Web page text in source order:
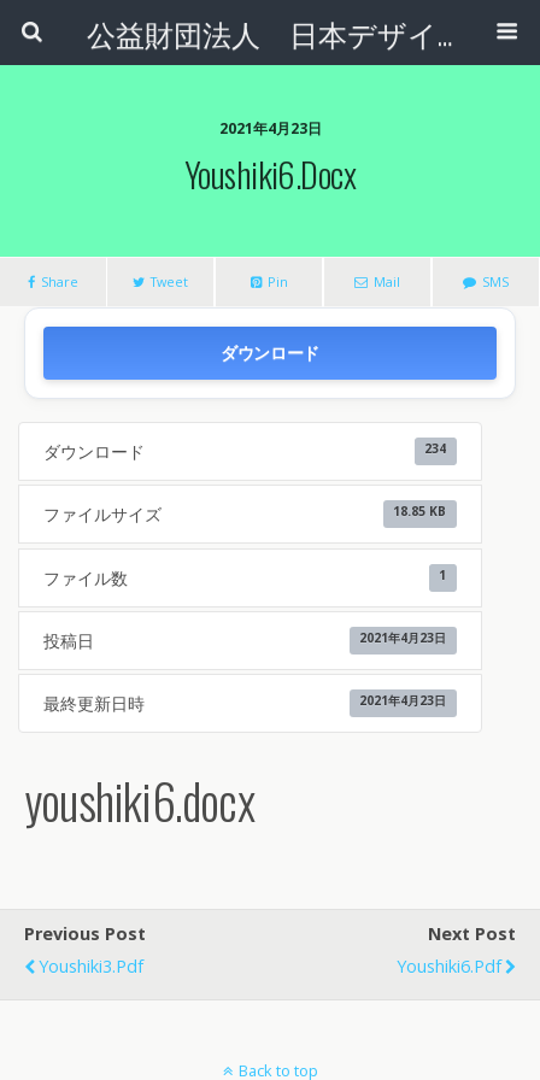
公益財団法人 日本デザインナンバー財団
2021年4月23日
Youshiki6.docx
Share Tweet Pin Mail SMS
ダウンロード
ダウンロード 234
ファイルサイズ 18.85 KB
ファイル数 1
投稿日 2021年4月23日
最終更新日時 2021年4月23日
youshiki6.docx
Previous Post
Youshiki3.pdf
Next Post
Youshiki6.pdf
Back to top